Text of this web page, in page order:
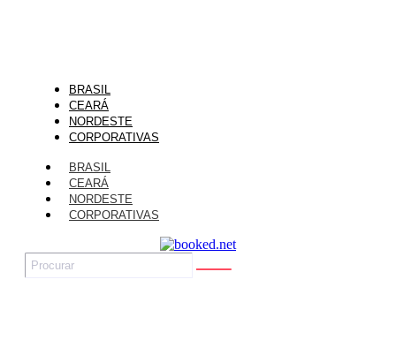
BRASIL
CEARÁ
NORDESTE
CORPORATIVAS
BRASIL
CEARÁ
NORDESTE
CORPORATIVAS